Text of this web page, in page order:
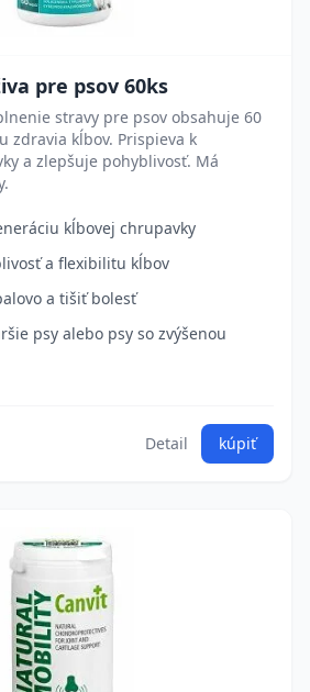
pre psov 60ks
stravy pre psov obsahuje 60
zdravia kĺbov. Prispieva k
a zlepšuje pohyblivosť. Má
kĺbovej chrupavky
a flexibilitu kĺbov
a tišiť bolesť
psy alebo psy so zvýšenou
Detail kúpiť